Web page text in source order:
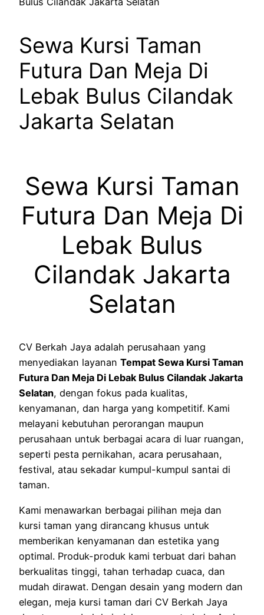
Sewa Kursi Taman
Futura Dan Meja Di
Lebak Bulus Cilandak
Jakarta Selatan
Sewa Kursi Taman
Futura Dan Meja Di
Lebak Bulus
Cilandak Jakarta
Selatan
CV Berkah Jaya adalah perusahaan yang
menyediakan layanan Tempat Sewa Kursi Taman
Futura Dan Meja Di Lebak Bulus Cilandak Jakarta
Selatan, dengan fokus pada kualitas,
kenyamanan, dan harga yang kompetitif. Kami
melayani kebutuhan perorangan maupun
perusahaan untuk berbagai acara di luar ruangan,
seperti pesta pernikahan, acara perusahaan,
festival, atau sekadar kumpul-kumpul santai di
taman.
Kami menawarkan berbagai pilihan meja dan
kursi taman yang dirancang khusus untuk
memberikan kenyamanan dan estetika yang
optimal. Produk-produk kami terbuat dari bahan
berkualitas tinggi, tahan terhadap cuaca, dan
mudah dirawat. Dengan desain yang modern dan
elegan, meja kursi taman dari CV Berkah Jaya